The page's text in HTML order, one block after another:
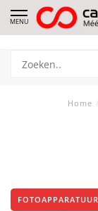
MENU
Home /